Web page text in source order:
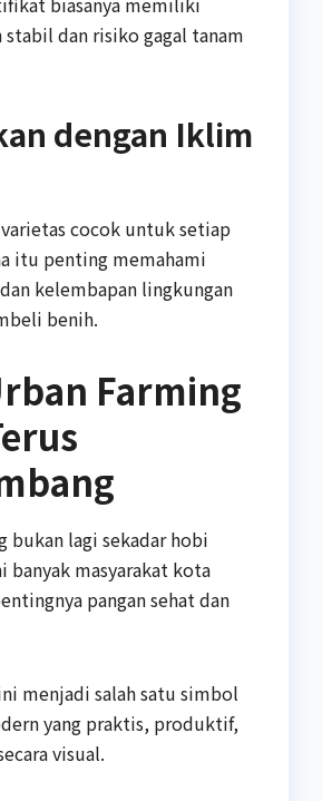
dan risiko gagal tanam
dengan Iklim
cocok untuk setiap
itu penting memahami
kelembapan lingkungan
benih.
Farming
bukan lagi sekadar hobi
banyak masyarakat kota
pangan sehat dan
menjadi salah satu simbol
yang praktis, produktif,
visual.